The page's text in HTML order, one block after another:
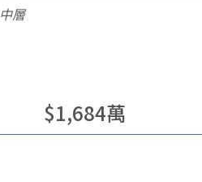
中層
$1,684萬